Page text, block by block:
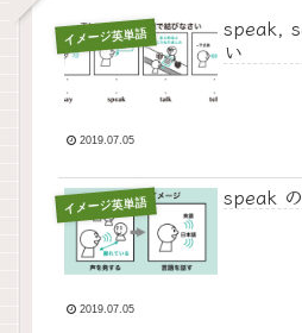
イメージ英単語
speak,
い
2019.07.05
イメージ英単語 speak
2019.07.05